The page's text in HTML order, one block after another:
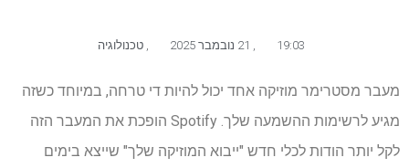
19:03 טכנולוגיה
מעבר מסטרימר מוזיקה אחד יכול להיות די טרחה, במיוחד כשזה
מגיע לרשימות ההשמעה שלך. Spotify הופכת את המעבר הזה
לקל יותר הודות לכלי חדש "ייבוא ​​המוזיקה שלך" שייצא בימים